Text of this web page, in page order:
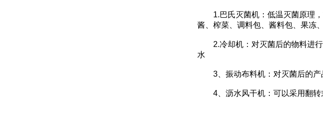
1.巴氏灭菌机：低温灭菌原理，
酱、榨菜、调料包、酱料包、果冻
2.冷却机：对灭菌后的物料进行
水
3、振动布料机：对灭菌后的产
4、沥水风干机：可以采用翻转